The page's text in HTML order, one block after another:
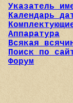
Указатель
Календарь
Аппаратура
Всякая
Поиск по
Форум